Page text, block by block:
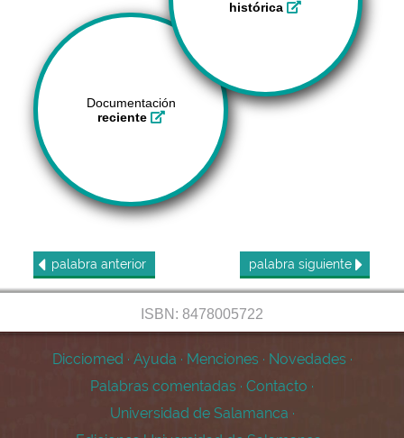
histórica
Documentación
reciente
palabra anterior palabra siguiente
ISBN: 8478005722
Dicciomed · Ayuda · Menciones · Novedades ·
Palabras comentadas · Contacto ·
Universidad de Salamanca ·